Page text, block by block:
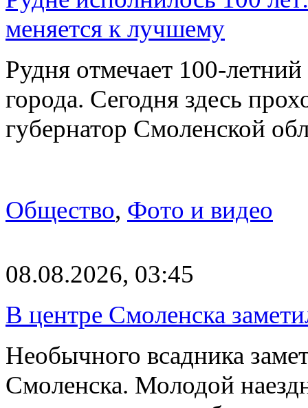
меняется к лучшему
Рудня отмечает 100-
города. Сегодня здесь
губернатор Смоленской
Общество, Фото и видео
08.08.2026, 03:45
В центре Смоленска
Необычного всадника
Смоленска. Молодой